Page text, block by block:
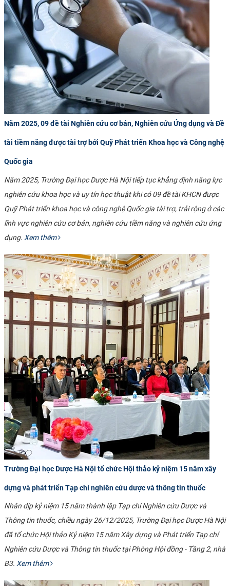
Năm 2025, 09 đề tài Nghiên cứu cơ bản, Nghiên cứu Ứng dụng và Đề
tài tiềm năng được tài trợ bởi Quỹ Phát triển Khoa học và Công nghệ
Quốc gia
Năm 2025, Trường Đại học Dược Hà Nội tiếp tục khẳng định năng lực
nghiên cứu khoa học và uy tín học thuật khi có 09 đề tài KHCN được
Quỹ Phát triển khoa học và công nghệ Quốc gia tài trợ, trải rộng ở các
lĩnh vực nghiên cứu cơ bản, nghiên cứu tiềm năng và nghiên cứu ứng
dụng. Xem thêm
Trường Đại học Dược Hà Nội tổ chức Hội thảo kỷ niệm 15 năm xây
dựng và phát triển Tạp chí nghiên cứu dược và thông tin thuốc
Nhân dịp kỷ niệm 15 năm thành lập Tạp chí Nghiên cứu Dược và
Thông tin thuốc, chiều ngày 26/12/2025, Trường Đại học Dược Hà Nội
đã tổ chức Hội thảo Kỷ niệm 15 năm Xây dựng và Phát triển Tạp chí
Nghiên cứu Dược và Thông tin thuốc tại Phòng Hội đồng - Tầng 2, nhà
B3.Xem thêm